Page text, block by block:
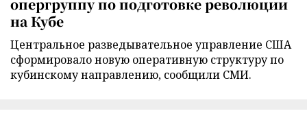
на Кубе
Центральное разведывательное управление США
сформировало новую оперативную структуру по
кубинскому направлению, сообщили СМИ.